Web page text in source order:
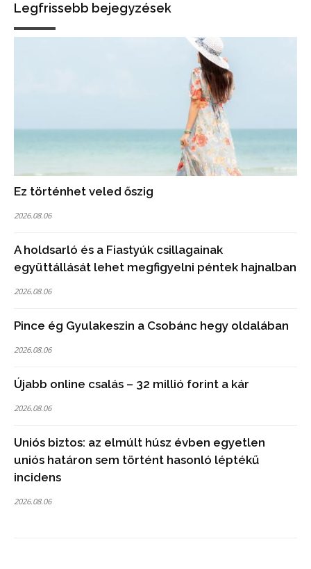
Legfrissebb bejegyzések
Ez történhet veled őszig
2026.08.06
A holdsarló és a Fiastyúk csillagainak
együttállását lehet megfigyelni péntek hajnalban
2026.08.06
Pince ég Gyulakeszin a Csobánc hegy oldalában
2026.08.06
Újabb online csalás – 32 millió forint a kár
2026.08.06
Uniós biztos: az elmúlt húsz évben egyetlen
uniós határon sem történt hasonló léptékű
incidens
2026.08.06